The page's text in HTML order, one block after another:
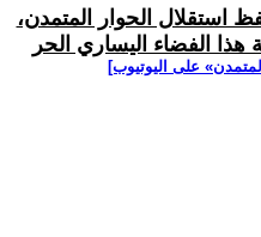
استقلال الحوار المتمدن،
الفضاء اليساري الحر
على اليوتيوب]